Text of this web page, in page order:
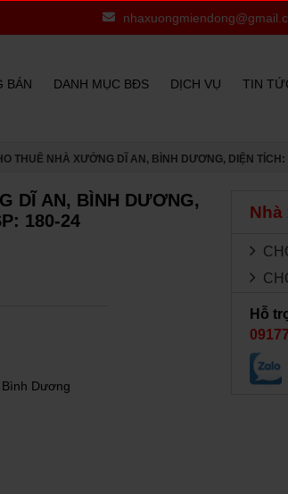
Cao Phát Kính Chào Quý Khách
BÁN DANH MỤC BĐS DỊCH VỤ TIN
THUÊ NHÀ XƯỞNG DĨ AN, BÌNH DƯƠNG, DIỆN
DĨ AN, BÌNH DƯƠNG,
180-24
Dương
Hỗ